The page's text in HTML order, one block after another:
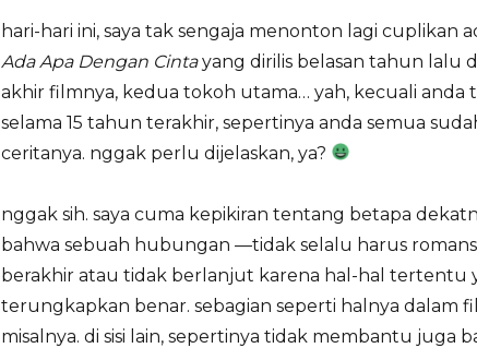
hari-hari ini, saya tak sengaja menonton lagi cuplikan
Ada Apa Dengan Cintayang dirilis belasan tahun lalu
akhir filmnya, kedua tokoh utama… yah, kecuali anda
selama 15 tahun terakhir, sepertinya anda semua
ceritanya. nggak perlu dijelaskan, ya?
nggak sih. saya cuma kepikiran tentang betapa
bahwa sebuah hubungan —tidak selalu harus
berakhir atau tidak berlanjut karena hal-hal tertentu
terungkapkan benar. sebagian seperti halnya dalam
misalnya. di sisi lain, sepertinya tidak membantu juga